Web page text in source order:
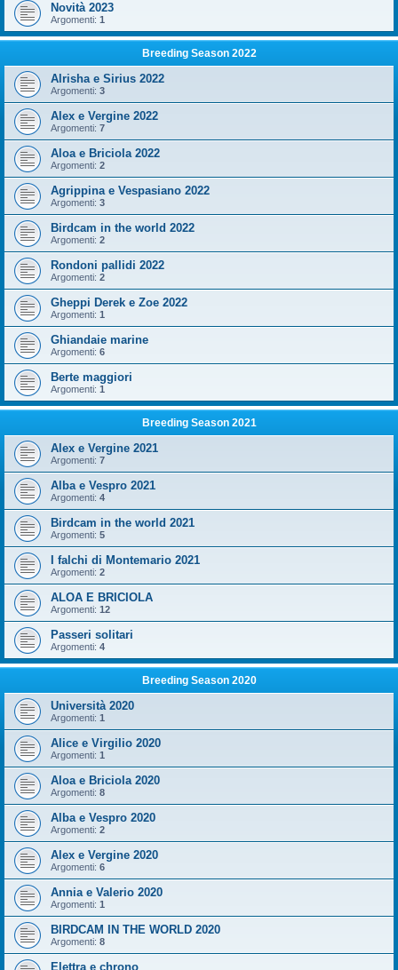
Novità 2023
Argomenti: 1
Breeding Season 2022
Alrisha e Sirius 2022
Argomenti: 3
Alex e Vergine 2022
Argomenti: 7
Aloa e Briciola 2022
Argomenti: 2
Agrippina e Vespasiano 2022
Argomenti: 3
Birdcam in the world 2022
Argomenti: 2
Rondoni pallidi 2022
Argomenti: 2
Gheppi Derek e Zoe 2022
Argomenti: 1
Ghiandaie marine
Argomenti: 6
Berte maggiori
Argomenti: 1
Breeding Season 2021
Alex e Vergine 2021
Argomenti: 7
Alba e Vespro 2021
Argomenti: 4
Birdcam in the world 2021
Argomenti: 5
I falchi di Montemario 2021
Argomenti: 2
ALOA E BRICIOLA
Argomenti: 12
Passeri solitari
Argomenti: 4
Breeding Season 2020
Università 2020
Argomenti: 1
Alice e Virgilio 2020
Argomenti: 1
Aloa e Briciola 2020
Argomenti: 8
Alba e Vespro 2020
Argomenti: 2
Alex e Vergine 2020
Argomenti: 6
Annia e Valerio 2020
Argomenti: 1
BIRDCAM IN THE WORLD 2020
Argomenti: 8
Elettra e chrono